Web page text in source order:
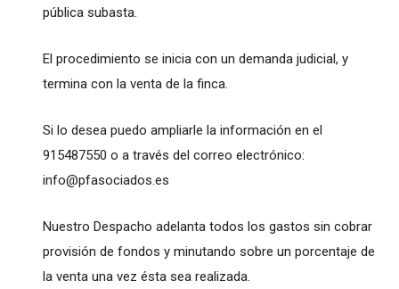
pública subasta.
El procedimiento se inicia con un demanda judicial, y
termina con la venta de la finca.
Si lo desea puedo ampliarle la información en el
915487550 o a través del correo electrónico:
info@pfasociados.es
Nuestro Despacho adelanta todos los gastos sin cobrar
provisión de fondos y minutando sobre un porcentaje de
la venta una vez ésta sea realizada.